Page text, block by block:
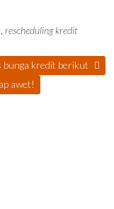
, rescheduling kredit
bunga kredit berikut
awet!